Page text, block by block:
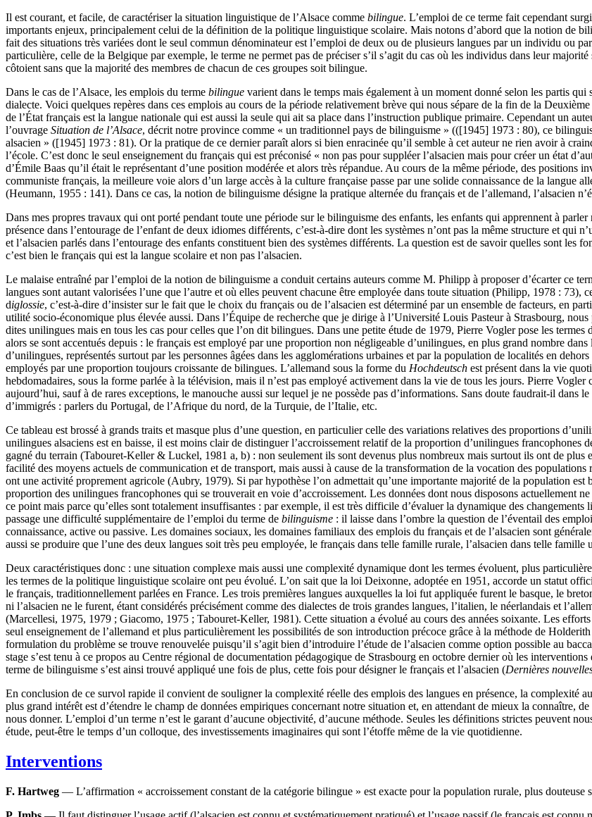
Il est courant, et facile, de caractériser la situation linguistique de l’Alsace comme bilingue. L’emploi de ce terme fait cependant
importants enjeux, principalement celui de la définition de la politique linguistique scolaire. Mais notons d’abord que la notion de
fait des situations très variées dont le seul commun dénominateur est l’emploi de deux ou de plusieurs langues par un individu ou
particulière, celle de la Belgique par exemple, le terme ne permet pas de préciser s’il s’agit du cas où les individus dans leur
côtoient sans que la majorité des membres de chacun de ces groupes soit bilingue.
Dans le cas de l’Alsace, les emplois du terme bilingue varient dans le temps mais également à un moment donné selon les partis
dialecte. Voici quelques repères dans ces emplois au cours de la période relativement brève qui nous sépare de la fin de la
de l’État français est la langue nationale qui est aussi la seule qui ait sa place dans l’instruction publique primaire. Cependant un
l’ouvrage Situation de l’Alsace, décrit notre province comme « un traditionnel pays de bilinguisme » (([1945] 1973 : 80), ce
alsacien » ([1945] 1973 : 81). Or la pratique de ce dernier paraît alors si bien enracinée qu’il semble à cet auteur ne rien avoir à
l’école. C’est donc le seul enseignement du français qui est préconisé « non pas pour suppléer l’alsacien mais pour créer un état
d’Émile Baas qu’il était le représentant d’une position modérée et alors très répandue. Au cours de la même période, des positions
communiste français, la meilleure voie alors d’un large accès à la culture française passe par une solide connaissance de la langue
(Heumann, 1955 : 141). Dans ce cas, la notion de bilinguisme désigne la pratique alternée du français et de l’allemand, l’alsacien
Dans mes propres travaux qui ont porté pendant toute une période sur le bilinguisme des enfants, les enfants qui apprennent à
présence dans l’entourage de l’enfant de deux idiomes différents, c’est-à-dire dont les systèmes n’ont pas la même structure et qui
et l’alsacien parlés dans l’entourage des enfants constituent bien des systèmes différents. La question est de savoir quelles sont
c’est bien le français qui est la langue scolaire et non pas l’alsacien.
Le malaise entraîné par l’emploi de la notion de bilinguisme a conduit certains auteurs comme M. Philipp à proposer d’écarter ce
langues sont autant valorisées l’une que l’autre et où elles peuvent chacune être employée dans toute situation (Philipp, 1978 : 73),
diglossie, c’est-à-dire d’insister sur le fait que le choix du français ou de l’alsacien est déterminé par un ensemble de facteurs, en
utilité socio-économique plus élevée aussi. Dans l’Équipe de recherche que je dirige à l’Université Louis Pasteur à Strasbourg,
dites unilingues mais en tous les cas pour celles que l’on dit bilingues. Dans une petite étude de 1979, Pierre Vogler pose les
alors se sont accentués depuis : le français est employé par une proportion non négligeable d’unilingues, en plus grand nombre
d’unilingues, représentés surtout par les personnes âgées dans les agglomérations urbaines et par la population de localités en
employés par une proportion toujours croissante de bilingues. L’allemand sous la forme du Hochdeutsch est présent dans la vie
hebdomadaires, sous la forme parlée à la télévision, mais il n’est pas employé activement dans la vie de tous les jours. Pierre
aujourd’hui, sauf à de rares exceptions, le manouche aussi sur lequel je ne possède pas d’informations. Sans doute faudrait-il dans
d’immigrés : parlers du Portugal, de l’Afrique du nord, de la Turquie, de l’Italie, etc.
Ce tableau est brossé à grands traits et masque plus d’une question, en particulier celle des variations relatives des proportions
unilingues alsaciens est en baisse, il est moins clair de distinguer l’accroissement relatif de la proportion d’unilingues francophones
gagné du terrain (Tabouret-Keller & Luckel, 1981 a, b) : non seulement ils sont devenus plus nombreux mais surtout ils ont de plus
facilité des moyens actuels de communication et de transport, mais aussi à cause de la transformation de la vocation des
ont une activité proprement agricole (Aubry, 1979). Si par hypothèse l’on admettait qu’une importante majorité de la population est
proportion des unilingues francophones qui se trouverait en voie d’accroissement. Les données dont nous disposons actuellement
ce point mais parce qu’elles sont totalement insuffisantes : par exemple, il est très difficile d’évaluer la dynamique des
passage une difficulté supplémentaire de l’emploi du terme de bilinguisme : il laisse dans l’ombre la question de l’éventail des
connaissance, active ou passive. Les domaines sociaux, les domaines familiaux des emplois du français et de l’alsacien sont
aussi se produire que l’une des deux langues soit très peu employée, le français dans telle famille rurale, l’alsacien dans telle
Deux caractéristiques donc : une situation complexe mais aussi une complexité dynamique dont les termes évoluent, plus
les termes de la politique linguistique scolaire ont peu évolué. L’on sait que la loi Deixonne, adoptée en 1951, accorde un statut
le français, traditionnellement parlées en France. Les trois premières langues auxquelles la loi fut appliquée furent le basque, le
ni l’alsacien ne le furent, étant considérés précisément comme des dialectes de trois grandes langues, l’italien, le néerlandais et
(Marcellesi, 1975, 1979 ; Giacomo, 1975 ; Tabouret-Keller, 1981). Cette situation a évolué au cours des années soixante. Les
seul enseignement de l’allemand et plus particulièrement les possibilités de son introduction précoce grâce à la méthode de
formulation du problème se trouve renouvelée puisqu’il s’agit bien d’introduire l’étude de l’alsacien comme option possible au
stage s’est tenu à ce propos au Centre régional de documentation pédagogique de Strasbourg en octobre dernier où les
terme de bilinguisme s’est ainsi trouvé appliqué une fois de plus, cette fois pour désigner le français et l’alsacien (Dernières
En conclusion de ce survol rapide il convient de souligner la complexité réelle des emplois des langues en présence, la complexité
plus grand intérêt est d’étendre le champ de données empiriques concernant notre situation et, en attendant de mieux la connaître,
nous donner. L’emploi d’un terme n’est le garant d’aucune objectivité, d’aucune méthode. Seules les définitions strictes peuvent
étude, peut-être le temps d’un colloque, des investissements imaginaires qui sont l’étoffe même de la vie quotidienne.
Interventions
F. Hartweg — L’affirmation « accroissement constant de la catégorie bilingue » est exacte pour la population rurale, plus douteuse